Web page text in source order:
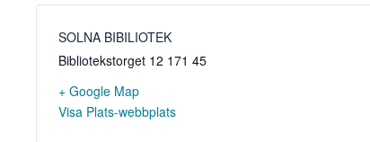
SOLNA BIBILIOTEK
Bibliotekstorget 12 171 45
+ Google Map
Visa Plats-webbplats